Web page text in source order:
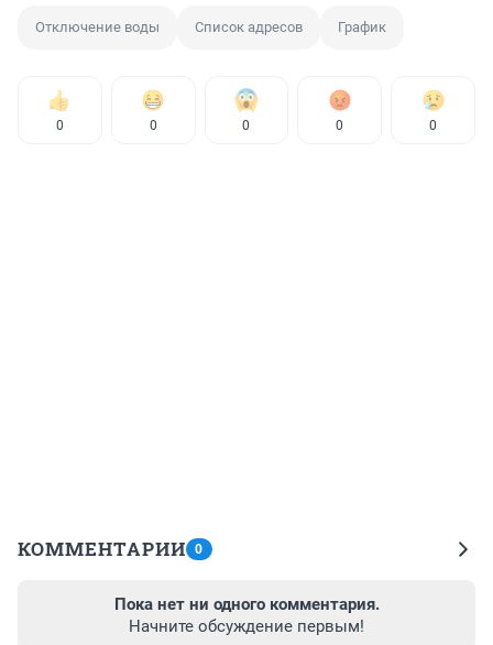
Отключение воды Список адресов График
0 0 0 0 0
КОММЕНТАРИИ 0
Пока нет ни одного комментария.
Начните обсуждение первым!